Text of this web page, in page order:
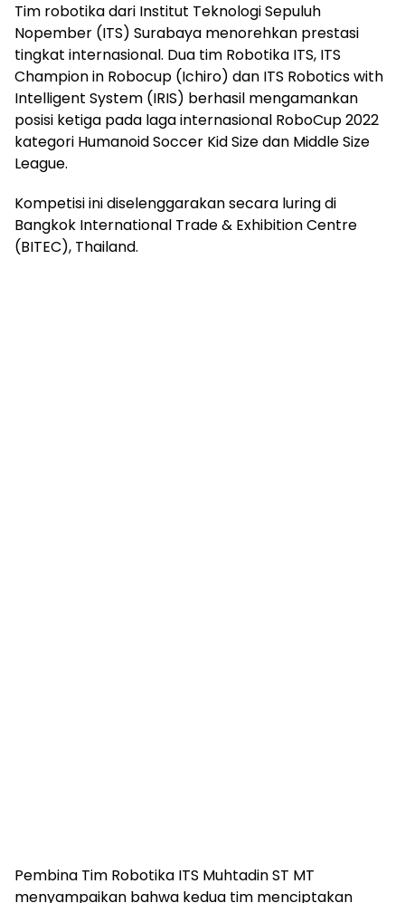
Tim robotika dari Institut Teknologi Sepuluh
Nopember (ITS) Surabaya menorehkan prestasi
tingkat internasional. Dua tim Robotika ITS, ITS
Champion in Robocup (Ichiro) dan ITS Robotics with
Intelligent System (IRIS) berhasil mengamankan
posisi ketiga pada laga internasional RoboCup 2022
kategori Humanoid Soccer Kid Size dan Middle Size
League.
Kompetisi ini diselenggarakan secara luring di
Bangkok International Trade & Exhibition Centre
(BITEC), Thailand.
Pembina Tim Robotika ITS Muhtadin ST MT
menyampaikan bahwa kedua tim menciptakan